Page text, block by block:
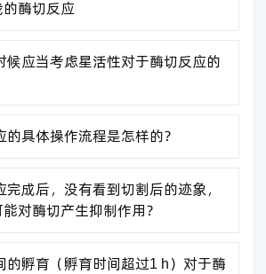
酶切反应
候应当考虑星活性对于酶切反应的
的具体操作流程是怎样的？
完成后，没有看到切割后的迹象，
对酶切产生抑制作用？
的孵育（孵育时间超过1 h）对于酶